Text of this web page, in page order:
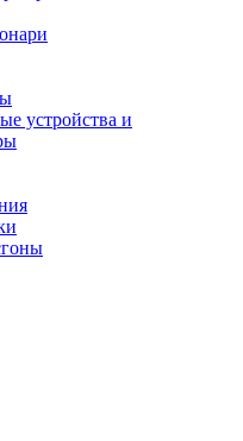
устройства и